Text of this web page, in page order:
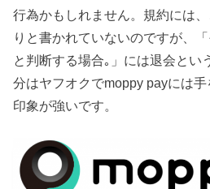
行為かもしれません。規約には
りと書かれていないのですが、
と判断する場合｡」には退会とい
分はヤフオクでmoppy payには
印象が強いです。